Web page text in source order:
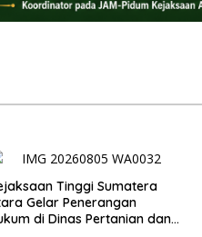
Tinggi Sumatera
Gelar Penerangan
di Dinas Pertanian dan